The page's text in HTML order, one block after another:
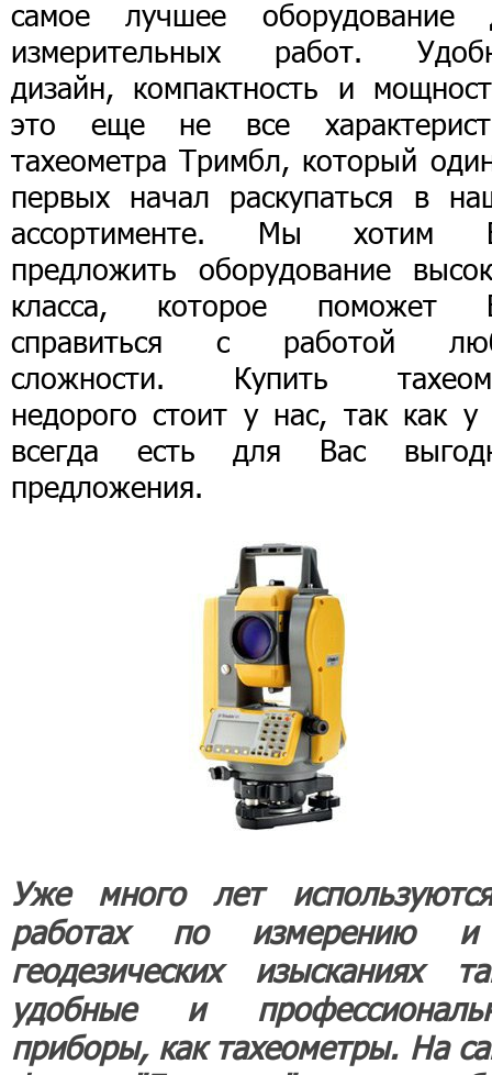
самое лучшее оборудование
измерительных работ.
дизайн, компактность и
это еще не все
тахеометра Тримбл, который
первых начал раскупаться в
ассортименте. Мы хотим
предложить оборудование
класса, которое поможет
справиться с работой
сложности. Купить
недорого стоит у нас, так как у
всегда есть для Вас
предложения.
Уже много лет
работах по измерению
геодезических изысканиях
удобные и
приборы, как тахеометры. На